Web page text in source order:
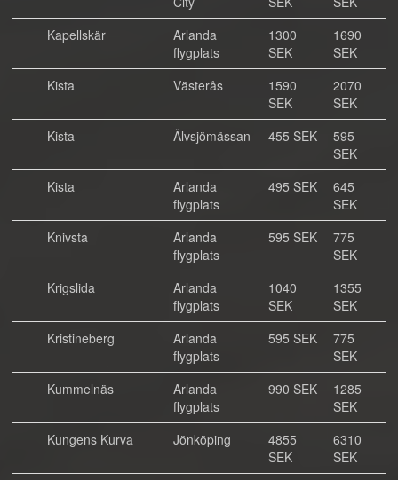
Kapellskär
Arlanda
flygplats
1300
SEK
1690
SEK
Kista
Västerås
1590
SEK
2070
SEK
Kista
Älvsjömässan 455 SEK
595
SEK
Kista
Arlanda
flygplats
495 SEK
645
SEK
Knivsta
Arlanda
flygplats
595 SEK
775
SEK
Krigslida
Arlanda
flygplats
1040
SEK
1355
SEK
Kristineberg
Arlanda
flygplats
595 SEK
775
SEK
Kummelnäs
Arlanda
flygplats
990 SEK
1285
SEK
Kungens Kurva
Jönköping
4855
SEK
6310
SEK